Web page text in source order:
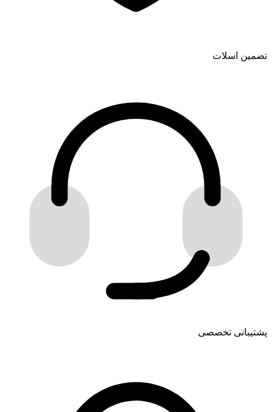
تضمین اسلات
پشتیبانی تخصصی